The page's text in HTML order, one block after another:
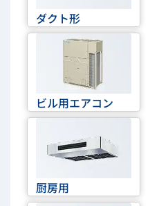
ダクト形
ビル用エアコン
厨房用